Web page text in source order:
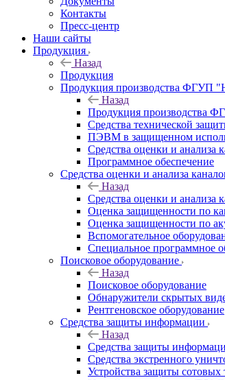
Контакты
Пресс-центр
Наши сайты
Продукция
Назад
Продукция
Продукция производства ФГУП
Назад
Продукция производства
Средства технической
ПЭВМ в защищенном
Средства оценки и анализа
Программное обеспечение
Средства оценки и анализа
Назад
Средства оценки и анализа
Оценка защищенности по
Оценка защищенности по
Вспомогательное
Специальное программное
Поисковое оборудование
Назад
Поисковое оборудование
Обнаружители скрытых
Рентгеновское оборудование
Средства защиты информации
Назад
Средства защиты
Средства экстренного
Устройства защиты сотовых